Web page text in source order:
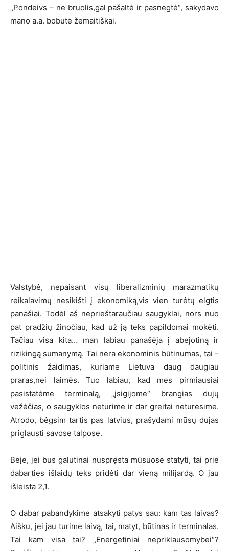
„Pondeivs – ne bruolis,gal pašaltė ir pasnėgtė“, sakydavo
mano a.a. bobutė žemaitiškai.
Valstybė, nepaisant visų liberalizminių marazmatikų
reikalavimų nesikišti į ekonomiką,vis vien turėtų elgtis
panašiai. Todėl aš neprieštaraučiau saugyklai, nors nuo
pat pradžių žinočiau, kad už ją teks papildomai mokėti.
Tačiau visa kita… man labiau panašėja į abejotiną ir
rizikingą sumanymą. Tai nėra ekonominis būtinumas, tai –
politinis žaidimas, kuriame Lietuva daug daugiau
praras,nei laimės. Tuo labiau, kad mes pirmiausiai
pasistatėme terminalą, „įsigijome“ brangias dujų
vežėčias, o saugyklos neturime ir dar greitai neturėsime.
Atrodo, bėgsim tartis pas latvius, prašydami mūsų dujas
priglausti savose talpose.
Beje, jei bus galutinai nuspręsta mūsuose statyti, tai prie
dabarties išlaidų teks pridėti dar vieną milijardą. O jau
išleista 2,1.
O dabar pabandykime atsakyti patys sau: kam tas laivas?
Aišku, jei jau turime laivą, tai, matyt, būtinas ir terminalas.
Tai kam visa tai? „Energetiniai nepriklausomybei“?